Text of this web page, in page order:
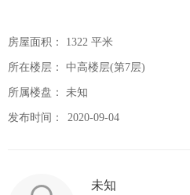
房屋面积： 1322 平米
所在楼层： 中高楼层(第7层)
所属楼盘： 未知
发布时间： 2020-09-04
未知